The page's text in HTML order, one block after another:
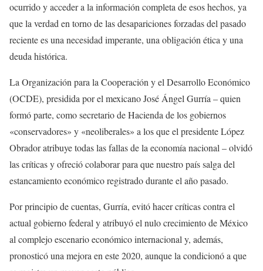
ocurrido y acceder a la información completa de esos hechos, ya
que la verdad en torno de las desapariciones forzadas del pasado
reciente es una necesidad imperante, una obligación ética y una
deuda histórica.
La Organización para la Cooperación y el Desarrollo Económico
(OCDE), presidida por el mexicano José Ángel Gurría – quien
formó parte, como secretario de Hacienda de los gobiernos
«conservadores» y «neoliberales» a los que el presidente López
Obrador atribuye todas las fallas de la economía nacional – olvidó
las críticas y ofreció colaborar para que nuestro país salga del
estancamiento económico registrado durante el año pasado.
Por principio de cuentas, Gurría, evitó hacer críticas contra el
actual gobierno federal y atribuyó el nulo crecimiento de México
al complejo escenario económico internacional y, además,
pronosticó una mejora en este 2020, aunque la condicionó a que